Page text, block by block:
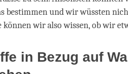
bestimmen und wir wüssten
wir also wissen, ob wir
in Bezug auf